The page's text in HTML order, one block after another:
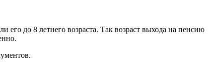
до 8 летнего возраста. Так возраст выхода на пенсию